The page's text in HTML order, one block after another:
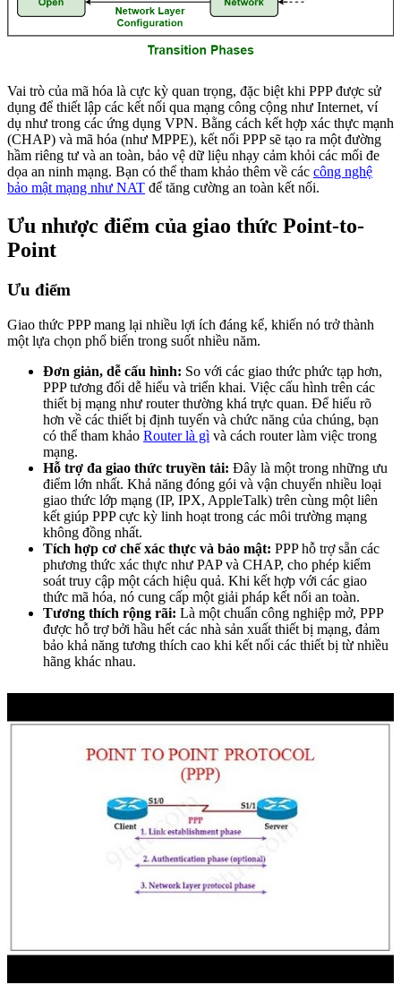
Vai trò của mã hóa là cực kỳ quan trọng, đặc biệt khi PPP được sử
dụng để thiết lập các kết nối qua mạng công cộng như Internet, ví
dụ như trong các ứng dụng VPN. Bằng cách kết hợp xác thực mạnh
(CHAP) và mã hóa (như MPPE), kết nối PPP sẽ tạo ra một đường
hầm riêng tư và an toàn, bảo vệ dữ liệu nhạy cảm khỏi các mối đe
dọa an ninh mạng. Bạn có thể tham khảo thêm về các công nghệ
bảo mật mạng như NAT để tăng cường an toàn kết nối.
Ưu nhược điểm của giao thức Point-to-
Point
Ưu điểm
Giao thức PPP mang lại nhiều lợi ích đáng kể, khiến nó trở thành
một lựa chọn phổ biến trong suốt nhiều năm.
Đơn giản, dễ cấu hình: So với các giao thức phức tạp hơn,
PPP tương đối dễ hiểu và triển khai. Việc cấu hình trên các
thiết bị mạng như router thường khá trực quan. Để hiểu rõ
hơn về các thiết bị định tuyến và chức năng của chúng, bạn
có thể tham khảo Router là gì và cách router làm việc trong
mạng.
Hỗ trợ đa giao thức truyền tải: Đây là một trong những ưu
điểm lớn nhất. Khả năng đóng gói và vận chuyển nhiều loại
giao thức lớp mạng (IP, IPX, AppleTalk) trên cùng một liên
kết giúp PPP cực kỳ linh hoạt trong các môi trường mạng
không đồng nhất.
Tích hợp cơ chế xác thực và bảo mật: PPP hỗ trợ sẵn các
phương thức xác thực như PAP và CHAP, cho phép kiểm
soát truy cập một cách hiệu quả. Khi kết hợp với các giao
thức mã hóa, nó cung cấp một giải pháp kết nối an toàn.
Tương thích rộng rãi: Là một chuẩn công nghiệp mở, PPP
được hỗ trợ bởi hầu hết các nhà sản xuất thiết bị mạng, đảm
bảo khả năng tương thích cao khi kết nối các thiết bị từ nhiều
hãng khác nhau.